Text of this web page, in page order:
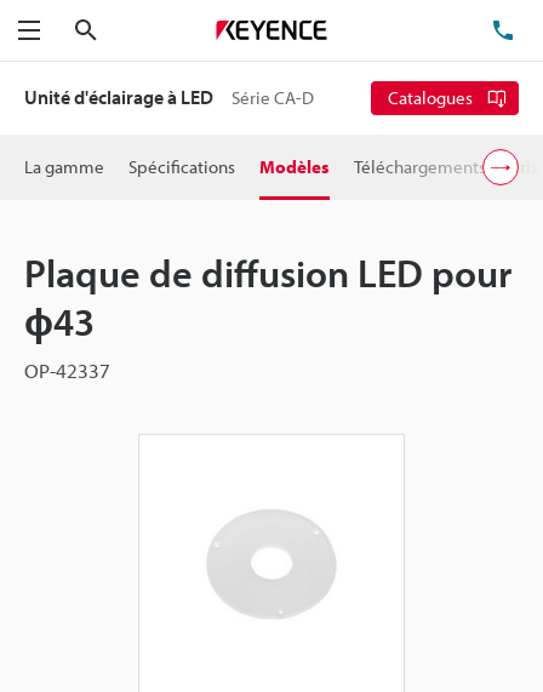
Menu
Unité d'éclairage à LED Série CA-D Catalogues
La gamme Spécifications Modèles Téléchargements Prix
Plaque de diffusion LED pour
ɸ43
OP-42337